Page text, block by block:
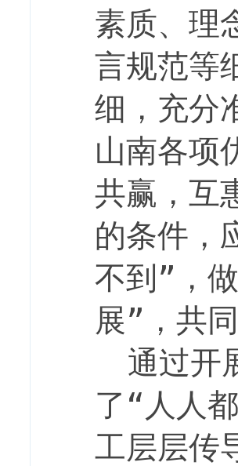
素质、理
言规范等
细，充分
山南各项
共赢，互
的条件，
不到”，
展”，共
通过开
了“人人
工层层传